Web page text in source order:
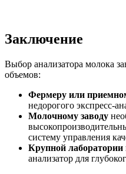
Заключение
Выбор анализатора молока
объемов:
Фермеру или
недорогого экспресс-
Молочному заводу
систему управления
Крупной
анализатор для